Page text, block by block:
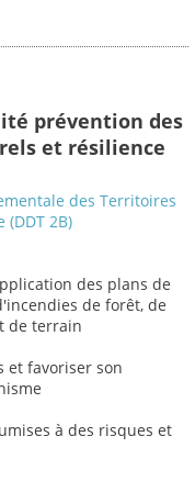
prévention des
et résilience
des Territoires
(DDT 2B)
des plans de
de forêt, de
de terrain
et favoriser son
à des risques et